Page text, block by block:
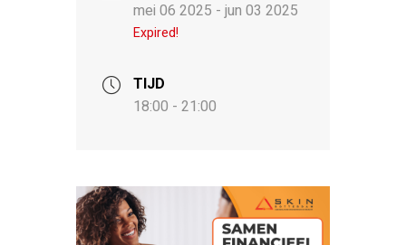
mei 06 2025 - jun 03 2025
Expired!
TIJD
18:00 - 21:00